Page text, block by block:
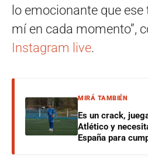
lo emocionante que
mí en cada momento”,
Instagram live.
MIRÁ TAMBIÉN
Es un crack,
Atlético y
España para